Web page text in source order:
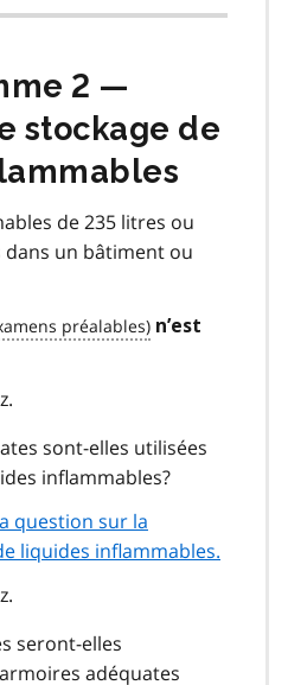
2 —
stockage de
de 235 litres ou
un bâtiment ou
n’est
sont-elles utilisées
inflammables?
question sur la
liquides inflammables.
seront-elles
adéquates